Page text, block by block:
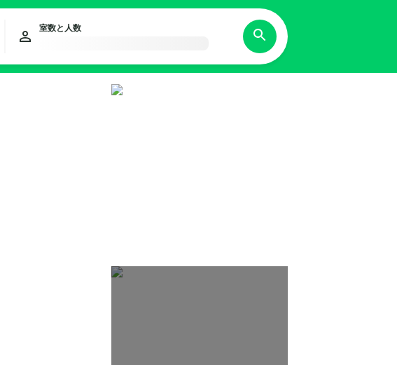
室数と人数